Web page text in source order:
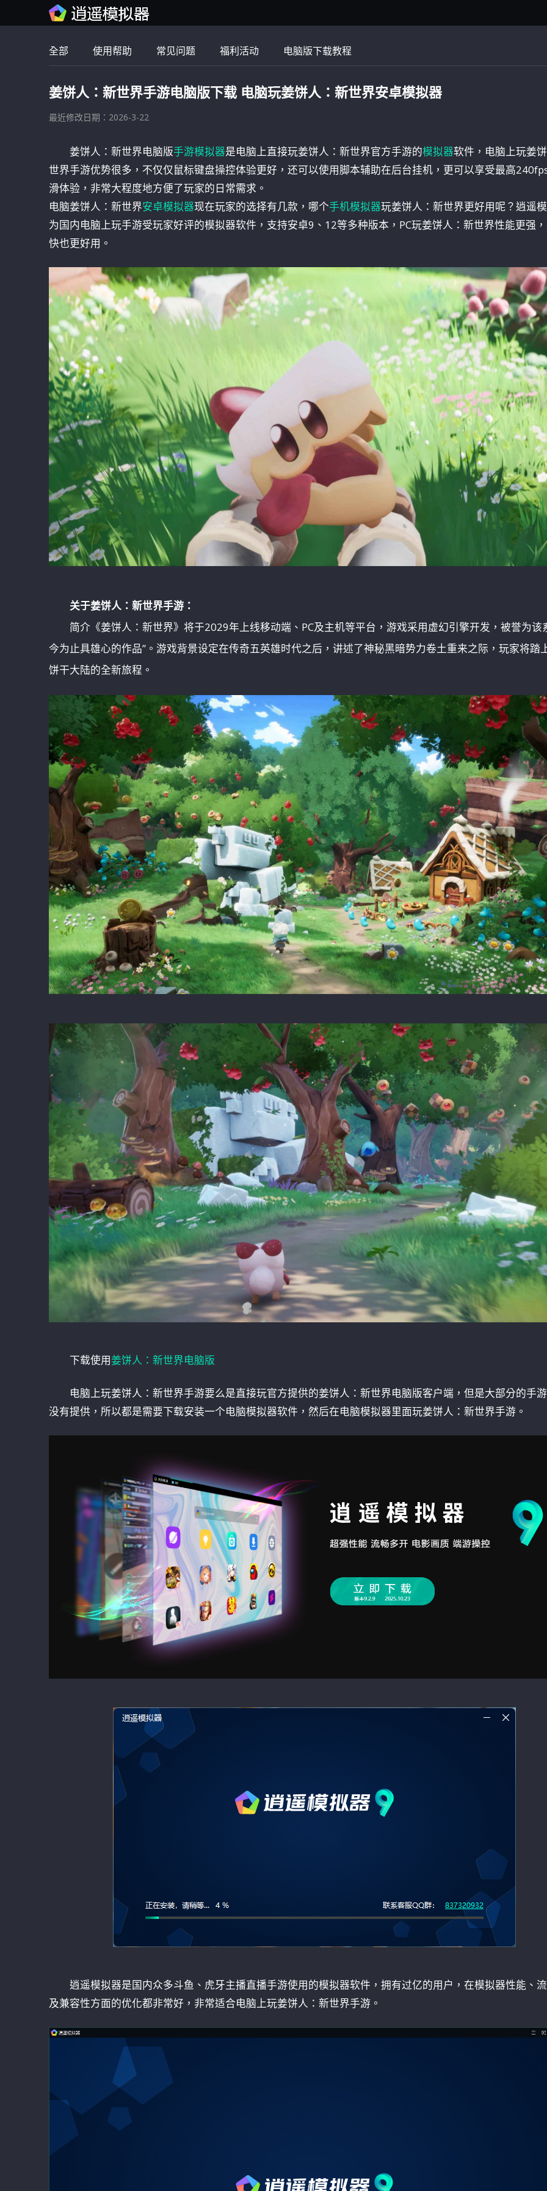
全部 使用帮助 常见问题 福利活动 电脑版下载教程
姜饼人：新世界手游电脑版下载 电脑玩姜饼人：新世界安卓模拟器
最近修改日期：2026-3-22
姜饼人：新世界电脑版手游模拟器是电脑上直接玩姜饼人：新世界官方手游的模拟器软件，电脑上玩姜
世界手游优势很多，不仅仅鼠标键盘操控体验更好，还可以使用脚本辅助在后台挂机，更可以享受最高
滑体验，非常大程度地方便了玩家的日常需求。
电脑姜饼人：新世界安卓模拟器现在玩家的选择有几款，哪个手机模拟器玩姜饼人：新世界更好用呢？逍遥
为国内电脑上玩手游受玩家好评的模拟器软件，支持安卓9、12等多种版本，PC玩姜饼人：新世界性能更强
快也更好用。
关于姜饼人：新世界手游：
简介《姜饼人：新世界》将于2029年上线移动端、PC及主机等平台，游戏采用虚幻引擎开发，被誉为该
今为止具雄心的作品”。游戏背景设定在传奇五英雄时代之后，讲述了神秘黑暗势力卷土重来之际，玩家将踏
饼干大陆的全新旅程。
下载使用姜饼人：新世界电脑版
电脑上玩姜饼人：新世界手游要么是直接玩官方提供的姜饼人：新世界电脑版客户端，但是大部分的手
没有提供，所以都是需要下载安装一个电脑模拟器软件，然后在电脑模拟器里面玩姜饼人：新世界手游。
逍遥模拟器是国内众多斗鱼、虎牙主播直播手游使用的模拟器软件，拥有过亿的用户，在模拟器性能、
及兼容性方面的优化都非常好，非常适合电脑上玩姜饼人：新世界手游。